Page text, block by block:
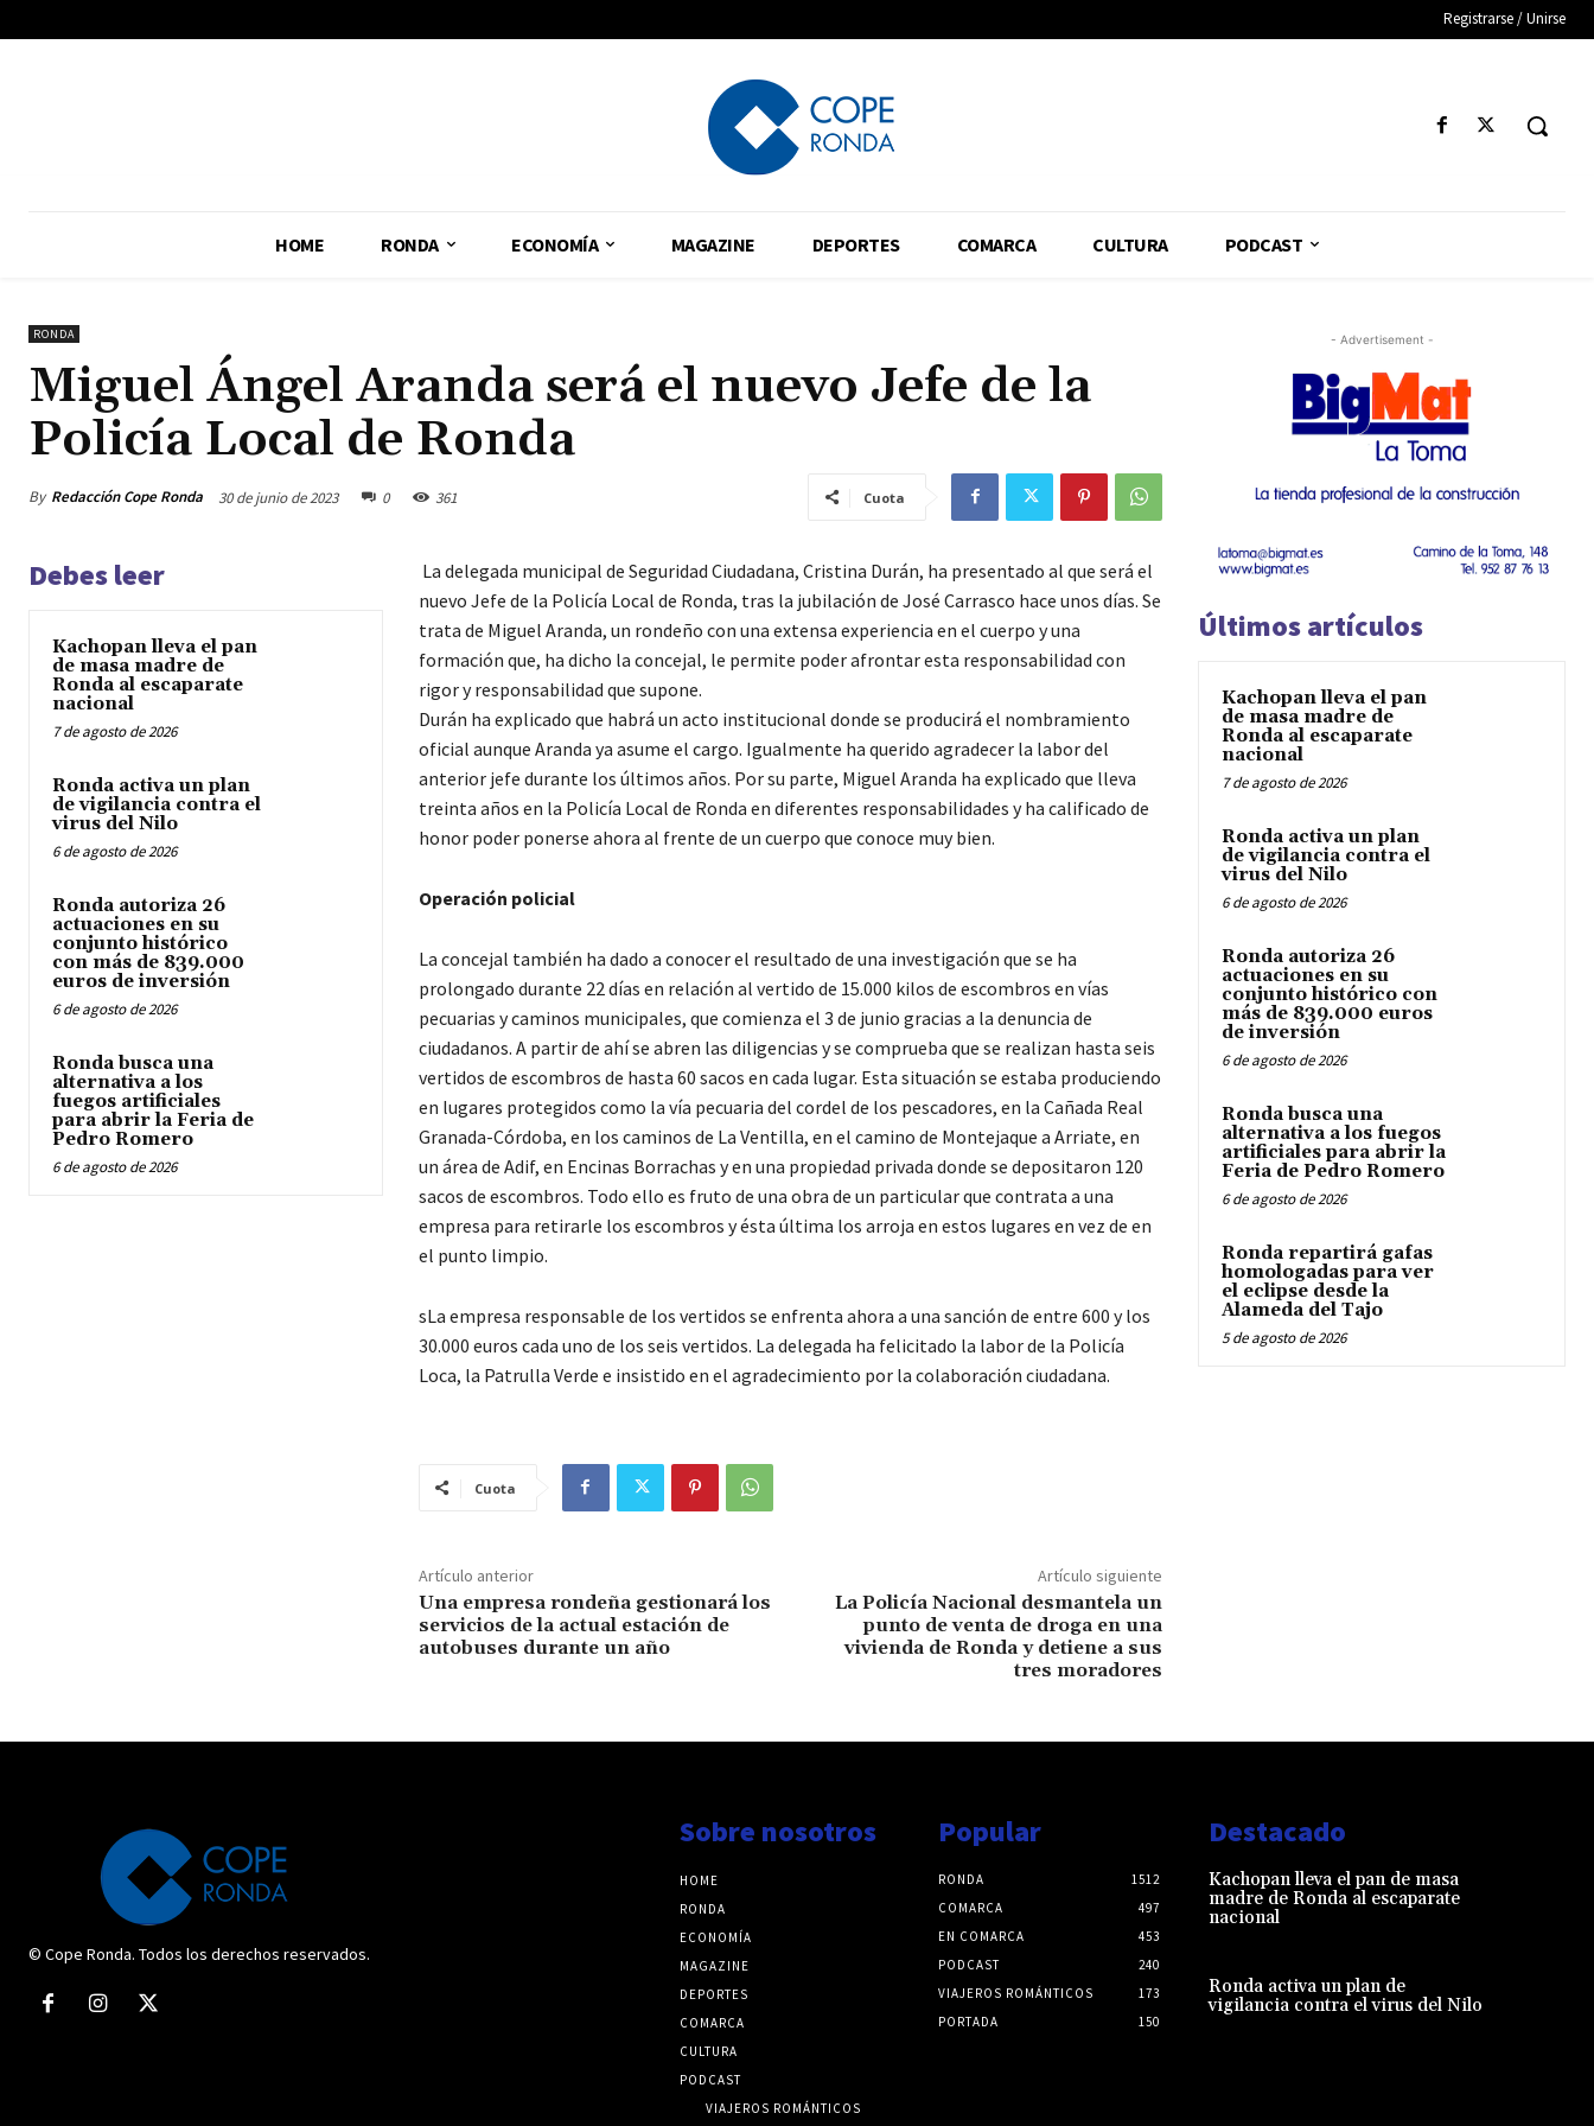
Registrarse / Unirse
HOME RONDA ECONOMÍA MAGAZINE DEPORTES COMARCA CULTURA PODCAST
RONDA
Miguel Ángel Aranda será el nuevo Jefe de la
Policía Local de Ronda
By Redacción Cope Ronda 30 de junio de 2023 0 361 Cuota
Debes leer
Kachopan lleva el pan
de masa madre de
Ronda al escaparate
nacional
7 de agosto de 2026
Ronda activa un plan
de vigilancia contra el
virus del Nilo
6 de agosto de 2026
Ronda autoriza 26
actuaciones en su
conjunto histórico
con más de 839.000
euros de inversión
6 de agosto de 2026
Ronda busca una
alternativa a los
fuegos artificiales
para abrir la Feria de
Pedro Romero
6 de agosto de 2026
La delegada municipal de Seguridad Ciudadana, Cristina Durán, ha presentado al que será el
nuevo Jefe de la Policía Local de Ronda, tras la jubilación de José Carrasco hace unos días. Se
trata de Miguel Aranda, un rondeño con una extensa experiencia en el cuerpo y una
formación que, ha dicho la concejal, le permite poder afrontar esta responsabilidad con
rigor y responsabilidad que supone.
Durán ha explicado que habrá un acto institucional donde se producirá el nombramiento
oficial aunque Aranda ya asume el cargo. Igualmente ha querido agradecer la labor del
anterior jefe durante los últimos años. Por su parte, Miguel Aranda ha explicado que lleva
treinta años en la Policía Local de Ronda en diferentes responsabilidades y ha calificado de
honor poder ponerse ahora al frente de un cuerpo que conoce muy bien.
Operación policial
La concejal también ha dado a conocer el resultado de una investigación que se ha
prolongado durante 22 días en relación al vertido de 15.000 kilos de escombros en vías
pecuarias y caminos municipales, que comienza el 3 de junio gracias a la denuncia de
ciudadanos. A partir de ahí se abren las diligencias y se comprueba que se realizan hasta seis
vertidos de escombros de hasta 60 sacos en cada lugar. Esta situación se estaba produciendo
en lugares protegidos como la vía pecuaria del cordel de los pescadores, en la Cañada Real
Granada-Córdoba, en los caminos de La Ventilla, en el camino de Montejaque a Arriate, en
un área de Adif, en Encinas Borrachas y en una propiedad privada donde se depositaron 120
sacos de escombros. Todo ello es fruto de una obra de un particular que contrata a una
empresa para retirarle los escombros y ésta última los arroja en estos lugares en vez de en
el punto limpio.
sLa empresa responsable de los vertidos se enfrenta ahora a una sanción de entre 600 y los
30.000 euros cada uno de los seis vertidos. La delegada ha felicitado la labor de la Policía
Loca, la Patrulla Verde e insistido en el agradecimiento por la colaboración ciudadana.
Cuota
Artículo anterior
Una empresa rondeña gestionará los
servicios de la actual estación de
autobuses durante un año
Artículo siguiente
La Policía Nacional desmantela un
punto de venta de droga en una
vivienda de Ronda y detiene a sus
tres moradores
- Advertisement -
Últimos artículos
Kachopan lleva el pan
de masa madre de
Ronda al escaparate
nacional
7 de agosto de 2026
Ronda activa un plan
de vigilancia contra el
virus del Nilo
6 de agosto de 2026
Ronda autoriza 26
actuaciones en su
conjunto histórico con
más de 839.000 euros
de inversión
6 de agosto de 2026
Ronda busca una
alternativa a los fuegos
artificiales para abrir la
Feria de Pedro Romero
6 de agosto de 2026
Ronda repartirá gafas
homologadas para ver
el eclipse desde la
Alameda del Tajo
5 de agosto de 2026
© Cope Ronda. Todos los derechos reservados.
Sobre nosotros
HOME
RONDA
ECONOMÍA
MAGAZINE
DEPORTES
COMARCA
CULTURA
PODCAST
VIAJEROS ROMÁNTICOS
Popular
RONDA
1512
COMARCA
497
EN COMARCA
453
PODCAST
240
VIAJEROS ROMÁNTICOS
173
PORTADA
150
Destacado
Kachopan lleva el pan de masa
madre de Ronda al escaparate
nacional
Ronda activa un plan de
vigilancia contra el virus del Nilo